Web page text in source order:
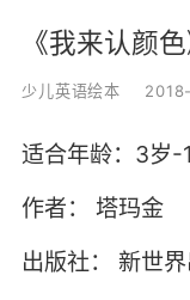
《我来认颜
少儿英语绘本
适合年龄：3岁-
作者： 塔玛金
出版社： 新世